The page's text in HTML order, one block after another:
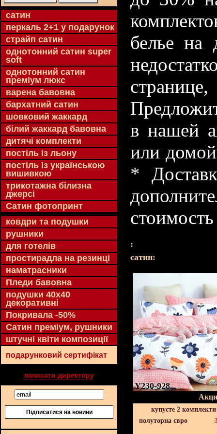
cатин
перкаль 2+1 у подарунок
страйп сатин
однотонний сатин super
soft
однотонний сатин
преміум люкс
варена бавовна
бархатний сатин
шовковий жаккард
білий жаккард бавовна
дитячі комплекти
постіль із льону
постіль із українською
вишивкою
трикотажна білизна
джерсі
Сатин фотопринт
ковдри та подушки
рушники
для готелів
простирадла на резинці
наматрасники
Пледи бавовна
подушки 40х40
декоративні
Покривала -50%
Сатин преміум, рушники
штучні квіти композиції
подарунковий сертифікат
написати директору
Підписатися на новини
белье на
в нашей
или
*
:
cатин:
Y230-928
купуєте 2
полуторна євро